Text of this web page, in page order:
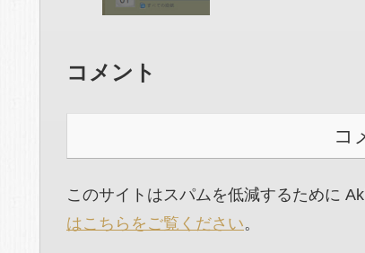
コメント
コ
このサイトはスパムを低減するために
はこちらをご覧ください。